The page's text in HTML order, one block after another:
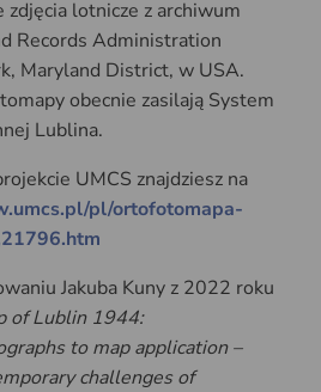
zdjęcia lotnicze z archiwum
Records Administration
Maryland District, w USA.
obecnie zasilają System
Lublina.
UMCS znajdziesz na
pl/ortofotomapa-
Jakuba Kuny z 2022 roku
of Lublin 1944:
to map application –
challenges of